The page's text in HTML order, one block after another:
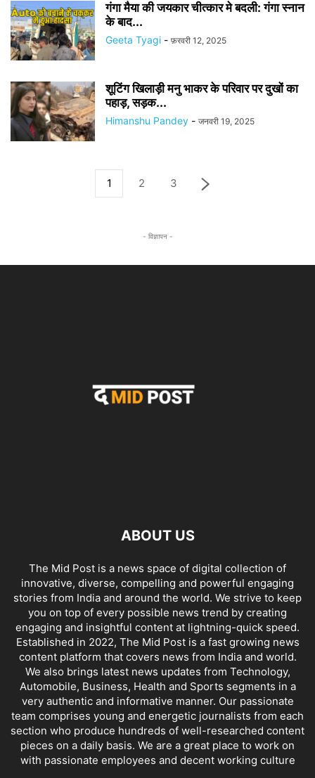
गंगा मैया की जयकार चीत्कार मे बदली: गंगा स्नान
के बाद...
Geeta Tyagi - फ़रवरी 12, 2025
शूटिंग खिलाड़ी मनु भाकर के परिवार पर दुखों का
पहाड़, सड़क...
Himanshu Pandey - जनवरी 19, 2025
1 2 3
- विज्ञापन -
ABOUT US
The Mid Post is a news space of digital collection of
innovative, diverse, compelling and powerful engaging
stories from India and around the world. We strive to keep
you on top of every possible news trend by creating
engaging and insightful content at lightning-quick speed.
Established in 2022, The Mid Post is a fast growing news
content platform that covers news from India and world.
We also brings latest news updates from Technology,
Automobile, Business, Health and Sports segments in a
very authentic and informative manner. Our passionate
team comprises young and energetic journalists from each
section who produce hundreds of well-researched content
pieces on a daily basis. We are a great place to work on
with passionate employees and decent working culture